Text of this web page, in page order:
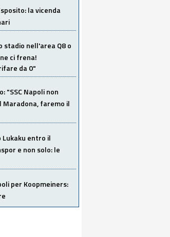
la vicenda
stadio nell'area Q8 o
ci frena!
da 0"
"SSC Napoli non
faremo il
Lukaku entro il
e non solo: le
per Koopmeiners: